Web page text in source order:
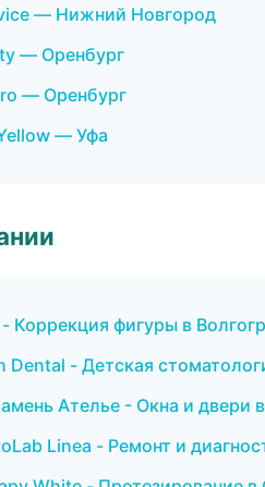
— Нижний Новгород
— Оренбург
— Оренбург
— Уфа
Коррекция фигуры в
- Детская
Ателье - Окна и двери
Linea - Ремонт и